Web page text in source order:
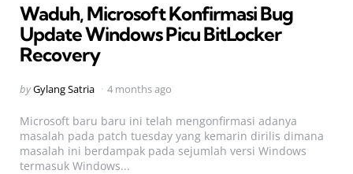
Waduh, Microsoft Konfirmasi Bug
Update Windows Picu BitLocker
Recovery
Posted
byGylang Satria 4 months ago
Microsoft baru baru ini telah mengonfirmasi adanya
masalah pada patch tuesday yang kemarin dirilis dimana
masalah ini berdampak pada sejumlah versi Windows
termasuk Windows...